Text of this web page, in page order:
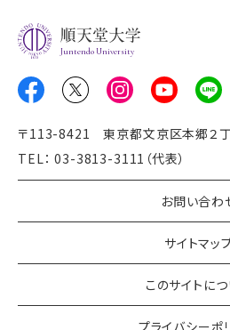
Juntendo University
〒113-8421 東京都文京区本郷２
TEL： 03-3813-3111（代表）
お問い合わ
サイトマッ
このサイトにつ